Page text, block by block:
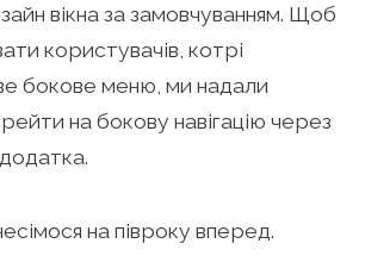
вікна за замовчуванням. Щоб
користувачів, котрі
бокове меню, ми надали
на бокову навігацію через
на півроку вперед.